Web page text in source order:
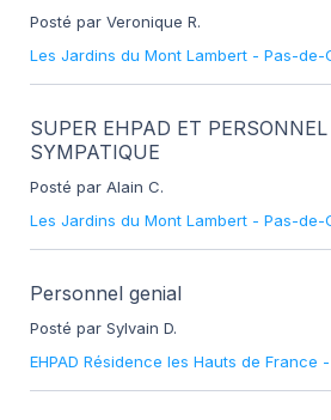
Posté par Veronique R.
Les Jardins du Mont Lambert - Pas-de-
SUPER EHPAD ET
SYMPATIQUE
Posté par Alain C.
Les Jardins du Mont Lambert - Pas-de-
Personnel genial
Posté par Sylvain D.
EHPAD Résidence les Hauts de France -